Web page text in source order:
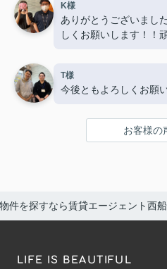
K様
ありがとうございまし
しくお願いします！！
T様
今後ともよろしくお願
お客様の
件を探すなら賃貸エージェント西
LIFE IS BEAUTIFUL